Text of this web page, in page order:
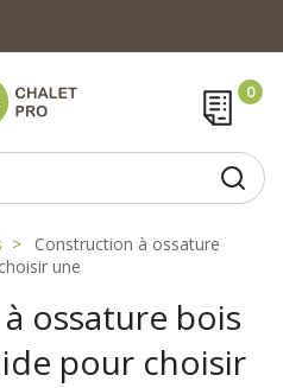
Construction à ossature
une
ossature bois
pour choisir